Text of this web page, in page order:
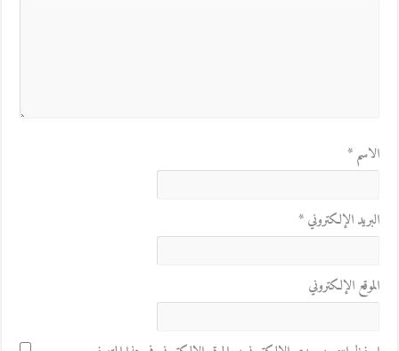
الاسم*
البريد الإلكتروني*
الموقع الإلكتروني